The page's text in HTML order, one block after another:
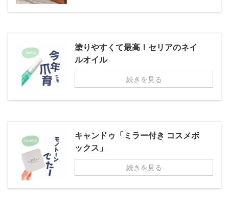
塗りやすくて最高！セリアのネイ
ルオイル
続きを見る
キャンドゥ「ミラー付き コスメボ
ックス」
続きを見る